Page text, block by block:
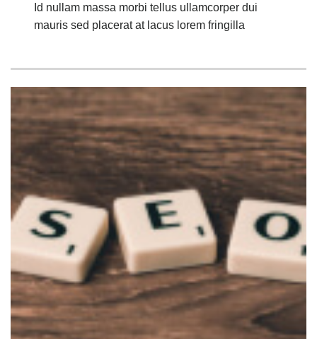
Id nullam massa morbi tellus ullamcorper dui
mauris sed placerat at lacus lorem fringilla